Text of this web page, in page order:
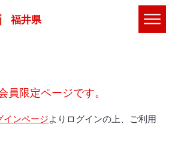
福井県
員限定ページです。
インページよりログインの上、ご利用